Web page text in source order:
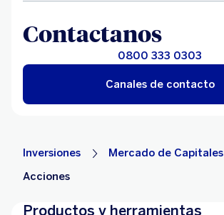
Contactanos
0800 333 0303
Canales de contacto
Inversiones
Mercado de Capitales
Acciones
Productos y herramientas